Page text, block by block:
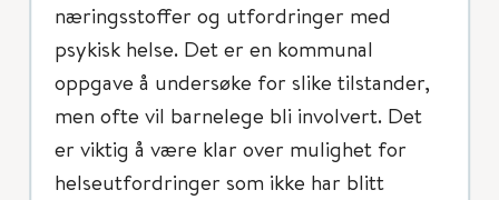
næringsstoffer og utfordringer med
psykisk helse. Det er en kommunal
oppgave å undersøke for slike tilstander,
men ofte vil barnelege bli involvert. Det
er viktig å være klar over mulighet for
helseutfordringer som ikke har blitt